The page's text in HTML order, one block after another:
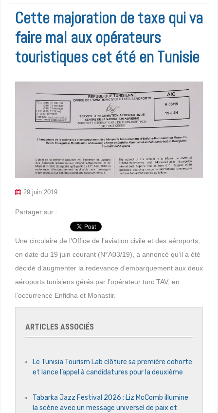
Cette majoration de taxe qui va
faire mal aux opérateurs
touristiques cet été en Tunisie
29 juin 2019
Partager sur :
Une circulaire de l’Office de l’aviation civile et des aéroports,
en date du 19 juin courant (N°A03/19), a annoncé qu’il a été
décidé d’augmenter la redevance d’embarquement aux deux
aéroports tunisiens gérés par l’opérateur turc TAV, en
l’occurrence Enfidha et Monastir.
ARTICLES ASSOCIÉS
Le Tunisia Tourism Lab clôture sa première cohorte
et lance l’appel à candidatures pour la deuxième
Tabarka Jazz Festival 2026 : Liz McComb illumine
la scène avec un message universel de paix et